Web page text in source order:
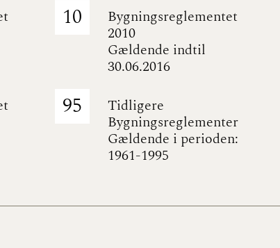
10
Bygningsreglementet
2010
Gældende indtil
30.06.2016
95
Tidligere
Bygningsreglementer
Gældende i perioden:
1961-1995